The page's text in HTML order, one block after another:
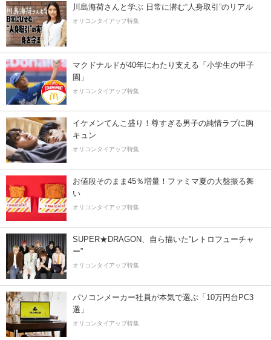
川島海荷さんと学ぶ 日常に潜む“人身取引”のリアル
オリコンタイアップ特集
マクドナルドが40年にわたり支える「小学生の甲子
園」
オリコンタイアップ特集
イケメンてんこ盛り！尊すぎる男子の純情ラブに胸
キュン
オリコンタイアップ特集
お値段そのまま45％増量！ファミマ夏の大盤振る舞
い
オリコンタイアップ特集
SUPER★DRAGON、自ら描いた”レトロフューチャ
ー”
オリコンタイアップ特集
パソコンメーカー社員が本気で選ぶ「10万円台PC3
選」
オリコンタイアップ特集